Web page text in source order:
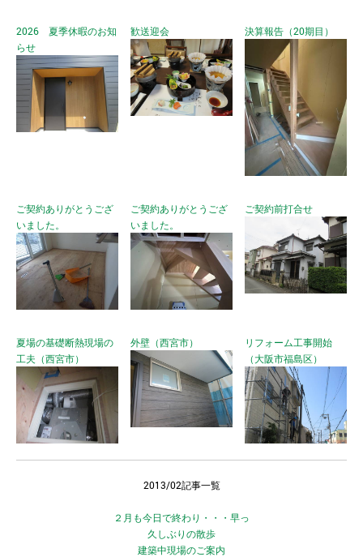
2026 夏季休暇のお知
らせ
歓送迎会 決算報告（20期目）
ご契約ありがとうござ
いました。
ご契約ありがとうござ
いました。
ご契約前打合せ
夏場の基礎断熱現場の
工夫（西宮市）
外壁（西宮市）
リフォーム工事開始
（大阪市福島区）
2013/02記事一覧
２月も今日で終わり・・・早っ
久しぶりの散歩
建築中現場のご案内